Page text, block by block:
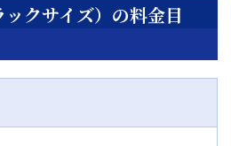
クサイズ）の料金目